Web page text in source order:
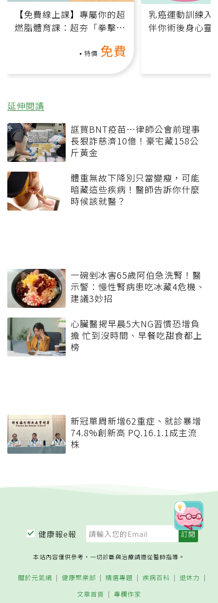
【免費線上課】專屬你的超
燃脂體育課：超夯「拳擊有
特價 免費
乳癌運動訓練入
伴你術後身心靈
延伸閱讀
誆買BNT疫苗…律師公會前理事
長狠詐慈濟10億！豪宅藏158公
斤黃金
體重無故下降別只當變瘦，可能
暗藏這些疾病！醫師告訴你什麼
時候該就醫？
一碗剉冰害65歲阿伯急洗腎！醫
示警：慢性腎病患吃冰藏4危機、
建議3妙招
心臟醫揭早晨5大NG習慣恐增負
擔 忙到沒時間、早餐吃甜食都上
榜
新冠單周新增62重症、就診暴增
74.8%創新高 PQ.16.1.1成主流
株
健康報e報
本站內容僅供參考，一切診斷與治療請遵從醫師指導。
關於元氣網 健康聚樂部 精選專題 疾病百科
退休力
文章首頁
專欄作家